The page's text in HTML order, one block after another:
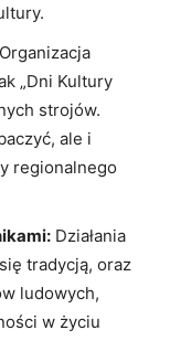
Organizacja
„Dni Kultury
strojów.
ale i
regionalnego
Działania
tradycją, oraz
ludowych,
w życiu